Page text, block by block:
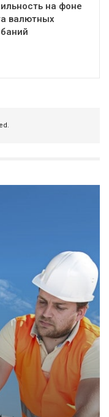
на фоне
валютных